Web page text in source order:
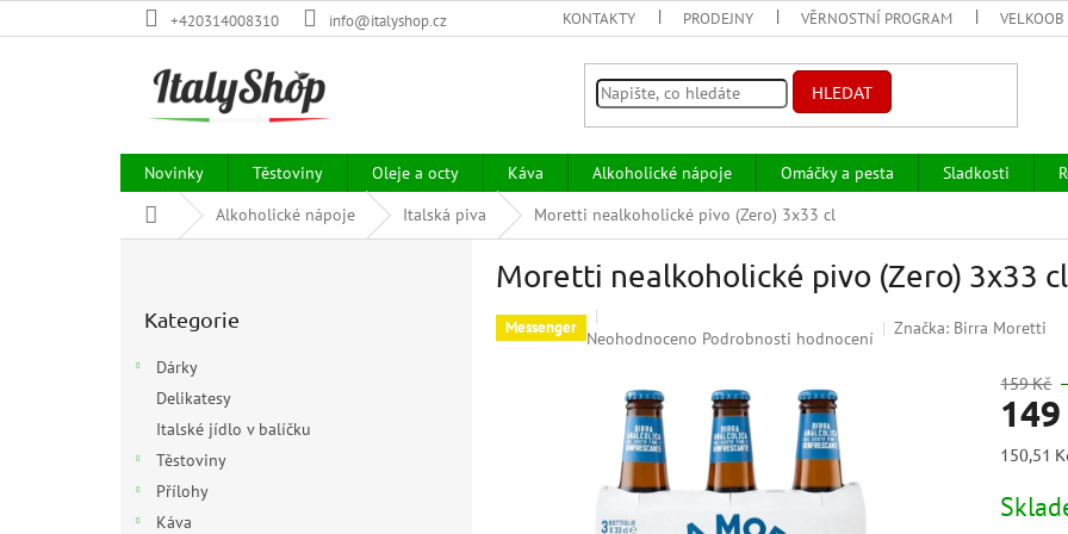
na
+420314008310 info@italyshop.cz KONTAKTY PRODEJNY VĚRNOSTNÍ PROGRAM
HLEDAT
Novinky Těstoviny Oleje a octy Káva Alkoholické nápoje Omáčky a pesta Sladkosti
Domů Alkoholické nápoje Italská piva Moretti nealkoholické pivo (Zero) 3x33 cl
kategorie
Kategorie
Dárky
Delikatesy
Italské jídlo v balíčku
Těstoviny
Přílohy
Káva
Moretti nealkoholické pivo (Zero) 3x33 cl
Messenger Průměrné
hvězdiček.
Neohodnoceno Podrobnosti hodnocení
Značka: Birra Moretti
159 Kč
Měrná
150,51